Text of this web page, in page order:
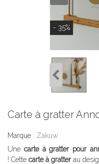
- 35%
Carte à gratter
Marque : Zakuw
Une carte à gratter pour
! Cette carte à gratterau